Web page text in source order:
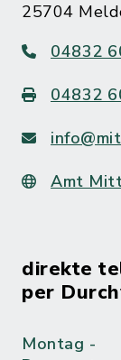
25704
04832
04832
Amt
direkte
per
Montag -